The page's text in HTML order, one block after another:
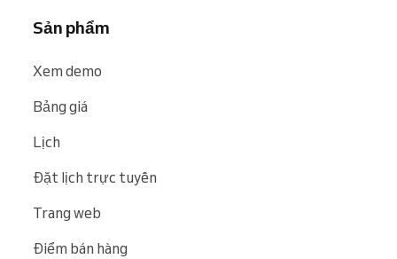
Sản phẩm
Xem demo
Bảng giá
Lịch
Đặt lịch trực tuyến
Trang web
Điểm bán hàng